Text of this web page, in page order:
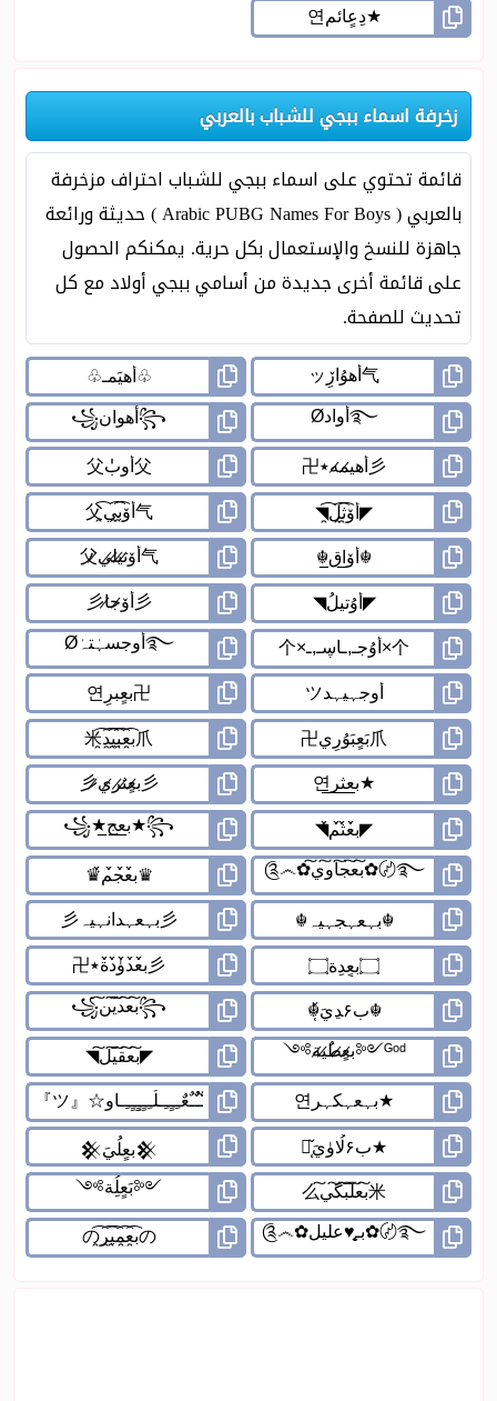
زخرفة اسماء ببجي للشباب بالعربي
قائمة تحتوي على اسماء ببجي للشباب احتراف مزخرفة
بالعربي ( Arabic PUBG Names For Boys ) حديثة ورائعة
جاهزة للنسخ والإستعمال بكل حرية. يمكنكم الحصول
على قائمة أخرى جديدة من أسامي ببجي أولاد مع كل
تحديث للصفحة.